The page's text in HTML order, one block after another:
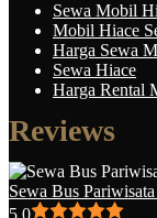
Sewa Mobil
Mobil Hiace
Harga Sewa
Sewa Hiace
Harga Rental
Reviews
Sewa Bus